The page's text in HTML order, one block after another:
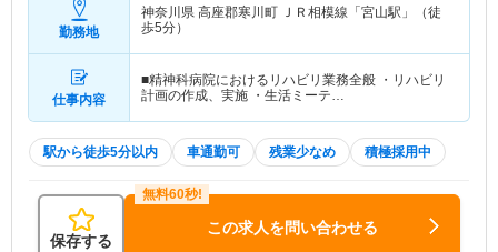
勤務地
神奈川県 高座郡寒川町 ＪＲ相模線「宮山駅」（徒
歩5分）
仕事内容
■精神科病院におけるリハビリ業務全般 ・リハビリ
計画の作成、実施 ・生活ミーテ…
駅から徒歩5分以内 車通勤可 残業少なめ 積極採用中
保存する
この求人を問い合わせる